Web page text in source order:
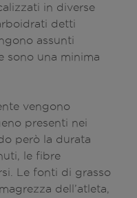
in diverse
detti
assunti
sono una minima
vengono
presenti nei
però la durata
le fibre
Le fonti di grasso
dell’atleta,